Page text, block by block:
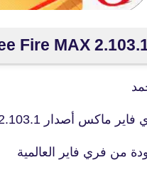
ماكس أصدار 2.103.1
من فري فاير العالمية